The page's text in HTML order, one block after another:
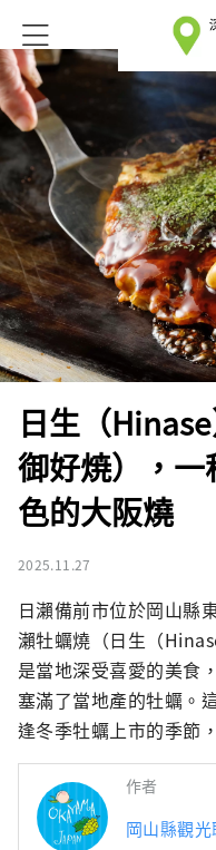
日生（
御好焼），
色的大阪燒
2025.11.27
日瀨備前市位於岡山縣
瀨牡蠣燒（日生（
是當地深受喜愛的美食
塞滿了當地產的牡蠣。
逢冬季牡蠣上市的季節
作者
岡山縣觀光